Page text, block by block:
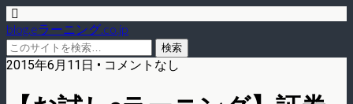
blog.eラーニング.co.jp
2015年6月11日 • コメントなし